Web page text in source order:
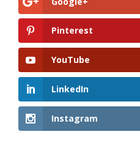
Pinterest
YouTube
LinkedIn
Instagram